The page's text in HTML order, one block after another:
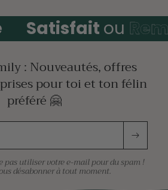
Satisfaitou
: Nouveautés, offres
pour toi et ton félin
préféré 🤗
pas utiliser votre e-mail pour du spam !
désabonner à tout moment.